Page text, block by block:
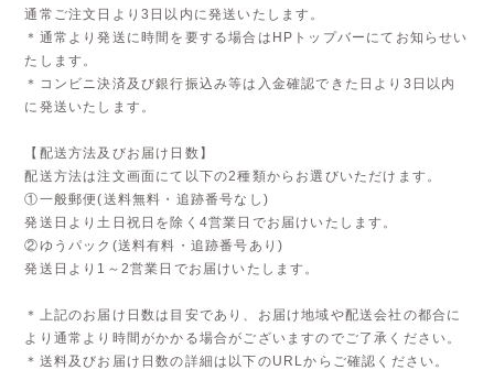
通常ご注文日より3日以内に発送いたします。
＊通常より発送に時間を要する場合はHPトップバーにてお知らせい
たします。
＊コンビニ決済及び銀行振込み等は入金確認できた日より3日以内
に発送いたします。
【配送方法及びお届け日数】
配送方法は注文画面にて以下の2種類からお選びいただけます。
①一般郵便(送料無料・追跡番号なし)
発送日より土日祝日を除く4営業日でお届けいたします。
②ゆうパック(送料有料・追跡番号あり)
発送日より1～2営業日でお届けいたします。
＊上記のお届け日数は目安であり、お届け地域や配送会社の都合に
より通常より時間がかかる場合がございますのでご了承ください。
＊送料及びお届け日数の詳細は以下のURLからご確認ください。